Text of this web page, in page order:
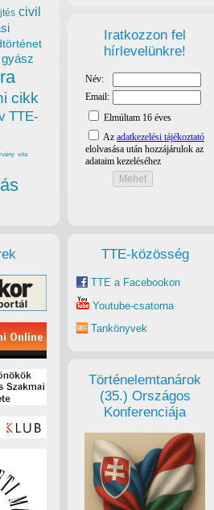
Iratkozzon fel
hírlevelünkre!
TTE-közösség
TTE a Facebookon
Youtube-csatorna
Tankönyvek
Történelemtanárok
(35.) Országos
Konferenciája
civil
gyász
cikk
TTE-
vita